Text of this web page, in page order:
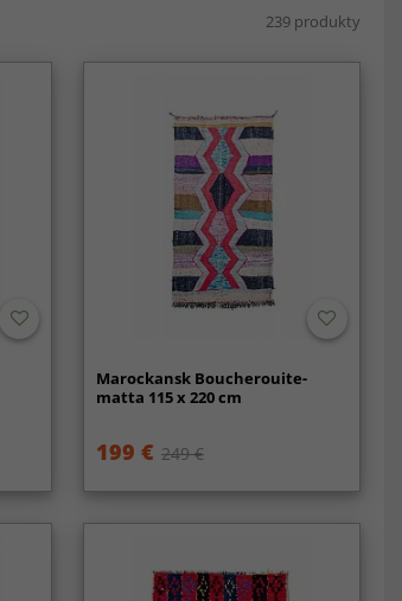
239 produkty
Marockansk Boucherouite-
matta 115 x 220 cm
199 € 249 €